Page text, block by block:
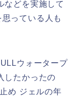
などを実施して
っている人も
ウォータープ
したかったの
め ジェルの年